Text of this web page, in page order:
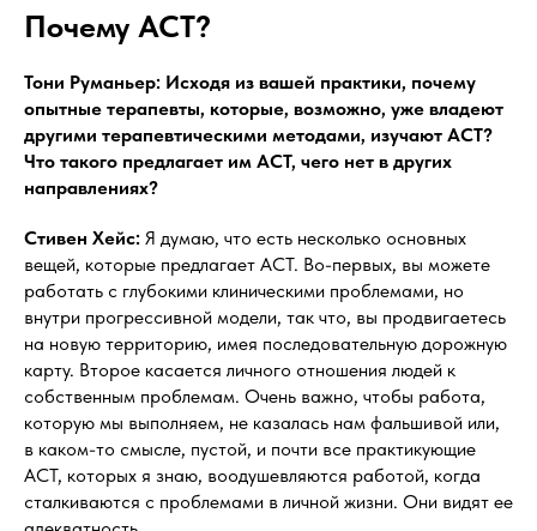
Почему АСТ?
Тони Руманьер: Исходя из вашей практики, почему
опытные терапевты, которые, возможно, уже владеют
другими терапевтическими методами, изучают АСТ?
Что такого предлагает им АСТ, чего нет в других
направлениях?
Стивен Хейс: Я думаю, что есть несколько основных
вещей, которые предлагает АСТ. Во-первых, вы можете
работать с глубокими клиническими проблемами, но
внутри прогрессивной модели, так что, вы продвигаетесь
на новую территорию, имея последовательную дорожную
карту. Второе касается личного отношения людей к
собственным проблемам. Очень важно, чтобы работа,
которую мы выполняем, не казалась нам фальшивой или,
в каком-то смысле, пустой, и почти все практикующие
АСТ, которых я знаю, воодушевляются работой, когда
сталкиваются с проблемами в личной жизни. Они видят ее